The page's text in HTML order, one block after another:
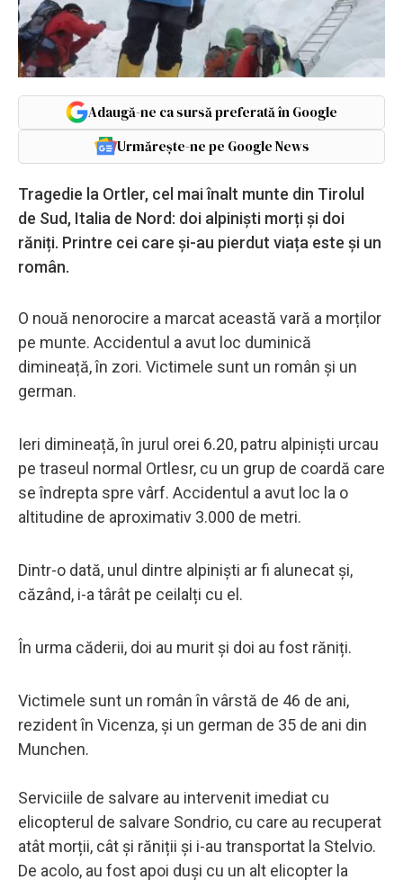
Adaugă-ne ca sursă preferată în Google
Urmărește-ne pe Google News
Tragedie la Ortler, cel mai înalt munte din Tirolul
de Sud, Italia de Nord: doi alpiniști morți și doi
răniți. Printre cei care și-au pierdut viața este și un
român.
O nouă nenorocire a marcat această vară a morților
pe munte. Accidentul a avut loc duminică
dimineață, în zori. Victimele sunt un român și un
german.
Ieri dimineață, în jurul orei 6.20, patru alpiniști urcau
pe traseul normal Ortlesr, cu un grup de coardă care
se îndrepta spre vârf. Accidentul a avut loc la o
altitudine de aproximativ 3.000 de metri.
Dintr-o dată, unul dintre alpiniști ar fi alunecat și,
căzând, i-a târât pe ceilalți cu el.
În urma căderii, doi au murit și doi au fost răniți.
Victimele sunt un român în vârstă de 46 de ani,
rezident în Vicenza, și un german de 35 de ani din
Munchen.
Serviciile de salvare au intervenit imediat cu
elicopterul de salvare Sondrio, cu care au recuperat
atât morții, cât și răniții și i-au transportat la Stelvio.
De acolo, au fost apoi duși cu un alt elicopter la